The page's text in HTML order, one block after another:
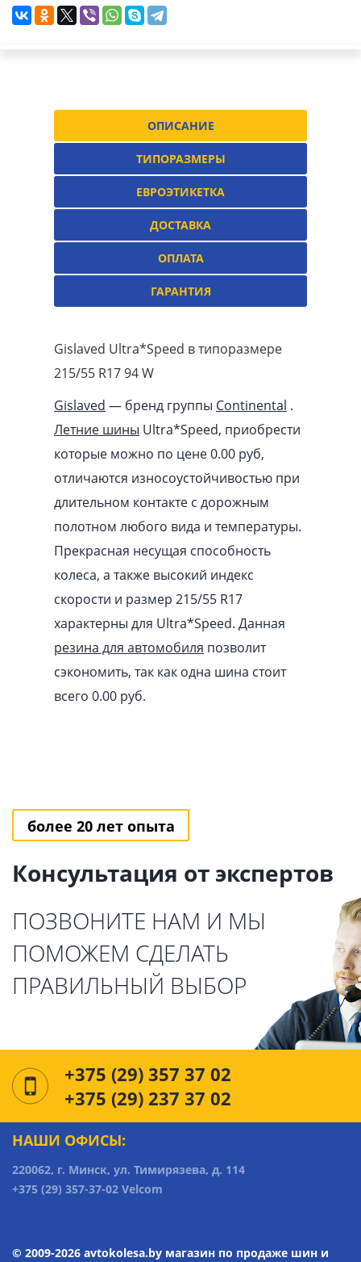
ОПИСАНИЕ
ТИПОРАЗМЕРЫ
ЕВРОЭТИКЕТКА
ДОСТАВКА
ОПЛАТА
ГАРАНТИЯ
Gislaved Ultra*Speed в типоразмере
215/55 R17 94 W
Gislaved — бренд группы Continental .
Летние шины Ultra*Speed, приобрести
которые можно по цене 0.00 pуб,
отличаются износоустойчивостью при
длительном контакте с дорожным
полотном любого вида и температуры.
Прекрасная несущая способность
колеса, а также высокий индекс
скорости и размер 215/55 R17
характерны для Ultra*Speed. Данная
резина для автомобиля позволит
сэкономить, так как одна шина стоит
всего 0.00 pуб.
более 20 лет опыта
Консультация от экспертов
ПОЗВОНИТЕ НАМ И МЫ
ПОМОЖЕМ СДЕЛАТЬ
ПРАВИЛЬНЫЙ ВЫБОР
+375 (29) 357 37 02
+375 (29) 237 37 02
НАШИ ОФИСЫ:
220062, г. Минск, ул. Тимирязева, д. 114
+375 (29) 357-37-02 Velcom
© 2009-2026 avtokolesa.by магазин по продаже шин и